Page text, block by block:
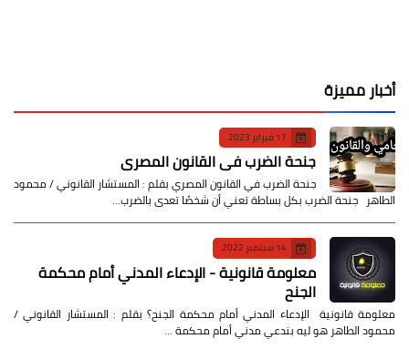
أخبار مميزة
17 فبراير 2023
جنحة الضرب في القانون المصري
جنحة الضرب في القانون المصري بقلم : المستشار القانوني / محمود
الطاهر جنحة الضرب بكل بساطة تعني أن شخصًا تعدى بالضرب…
14 سبتمبر 2022
معلومة قانونية - الإدعاء المدني أمام محكمة
الجنح
معلومة قانونية الإدعاء المدني أمام محكمة الجنح؟ بقلم : المستشار القانوني /
محمود الطاهر هو ليه بندعي مدني أمام محكمة …